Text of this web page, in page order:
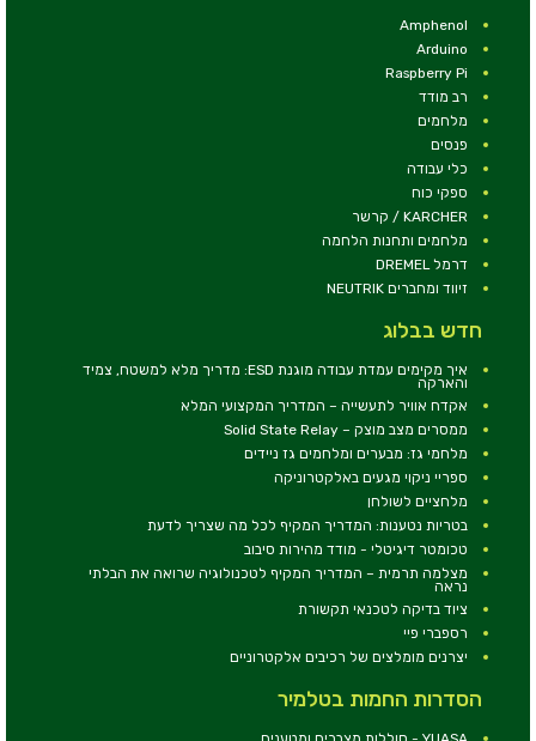
Amphenol
Arduino
Raspberry Pi
רב מודד
מלחמים
פנסים
כלי עבודה
ספקי כוח
KARCHER / קרשר
מלחמים ותחנות הלחמה
דרמל DREMEL
זיווד ומחברים NEUTRIK
חדש בבלוג
איך מקימים עמדת עבודה מוגנת ESD: מדריך מלא למשטח, צמיד
והארקה
אקדח אוויר לתעשייה – המדריך המקצועי המלא
ממסרים מצב מוצק – Solid State Relay
מלחמי גז: מבערים ומלחמים גז ניידים
ספריי ניקוי מגעים באלקטרוניקה
מלחציים לשולחן
בטריות נטענות: המדריך המקיף לכל מה שצריך לדעת
טכומטר דיגיטלי - מודד מהירות סיבוב
מצלמה תרמית – המדריך המקיף לטכנולוגיה שרואה את הבלתי
נראה
ציוד בדיקה לטכנאי תקשורת
רספברי פיי
יצרנים מומלצים של רכיבים אלקטרוניים
הסדרות החמות בטלמיר